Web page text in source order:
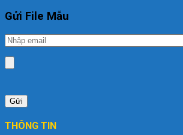
Gửi File Mẫu
THÔNG TIN